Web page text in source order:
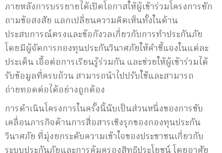
ภายหลังการบรรยายได้เปิดโอกาสให้ผู้เข้าร่วมโครงการซัก
ถามข้อสงสัย แลกเปลี่ยนความคิดเห็นทั้งในด้าน
ประสบการณ์ตรงและข้อกังวลเกี่ยวกับการทำประกันภัย
โดยมีผู้จัดการกองทุนประกันวินาศภัยให้คำชี้แจงในแต่ละ
ประเด็น เอื้อต่อการเรียนรู้ร่วมกัน และช่วยให้ผู้เข้าร่วมได้
รับข้อมูลที่ครบถ้วน สามารถนำไปปรับใช้และสามารถ
ถ่ายทอดต่อได้อย่างถูกต้อง
การดำเนินโครงการในครั้งนี้นับเป็นส่วนหนึ่งของการขับ
เคลื่อนภารกิจด้านการสื่อสารเชิงรุกของกองทุนประกัน
วินาศภัย ที่มุ่งยกระดับความเข้าใจของประชาชนเกี่ยวกับ